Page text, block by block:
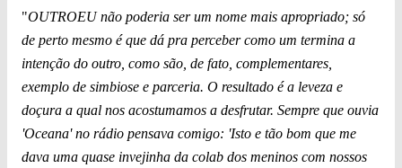
"OUTROEU não poderia ser um nome mais apropriado; só
de perto mesmo é que dá pra perceber como um termina a
intenção do outro, como são, de fato, complementares,
exemplo de simbiose e parceria. O resultado é a leveza e
doçura a qual nos acostumamos a desfrutar. Sempre que ouvia
'Oceana' no rádio pensava comigo: 'Isto e tão bom que me
dava uma quase invejinha da colab dos meninos com nossos